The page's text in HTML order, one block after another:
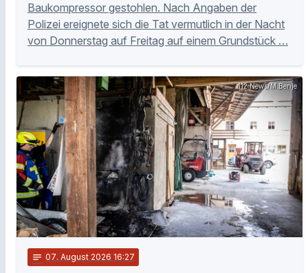
Baukompressor gestohlen. Nach Angaben der
Polizei ereignete sich die Tat vermutlich in der Nacht
von Donnerstag auf Freitag auf einem Grundstück …
112 News/M.Benje
notes 07. August 2026 16:27